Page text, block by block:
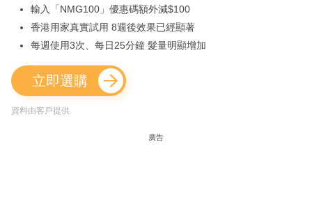
輸入「NMG100」優惠碼額外減$100
香港用家真實試用 8週後效果已經顯著
每週使用3次、每日25分鐘 髮量明顯增加
立即選購
資料由客戶提供
廣告